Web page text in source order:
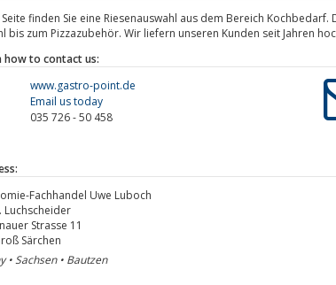
finden Sie eine Riesenauswahl aus dem Bereich
bis zum Pizzazubehör. Wir liefern unseren Kunden seit Jahren
to contact us:
www.gastro-point.de
Email us today
035 726 - 50 458
Fachhandel Uwe Luboch
Luchscheider
Strasse 11
Särchen
• Sachsen • Bautzen